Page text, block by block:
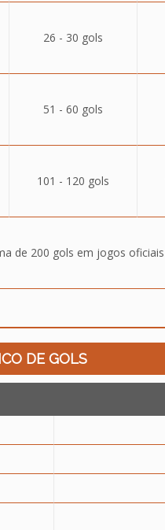
26 - 30 gols
51 - 60 gols
101 - 120 gols
de 200 gols em jogos oficiais
DE GOLS